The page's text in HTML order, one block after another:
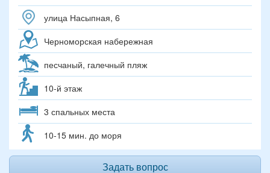
улица Насыпная, 6
Черноморская набережная
песчаный, галечный пляж
10-й этаж
3 спальных места
10-15 мин. до моря
Задать вопрос